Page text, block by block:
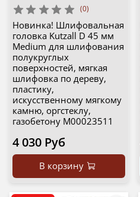
(0)
Новинка! Шлифовальная
головка Kutzall D 45 мм
Medium для шлифования
полукруглых
поверхностей, мягкая
шлифовка по дереву,
пластику,
искусственному мягкому
камню, оргстеклу,
газобетону М00023511
4 030 Руб
В корзину